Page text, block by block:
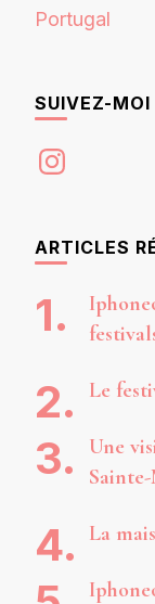
Portugal
SUIVEZ-MOI
Instagram
ARTICLES
Le
Une
La